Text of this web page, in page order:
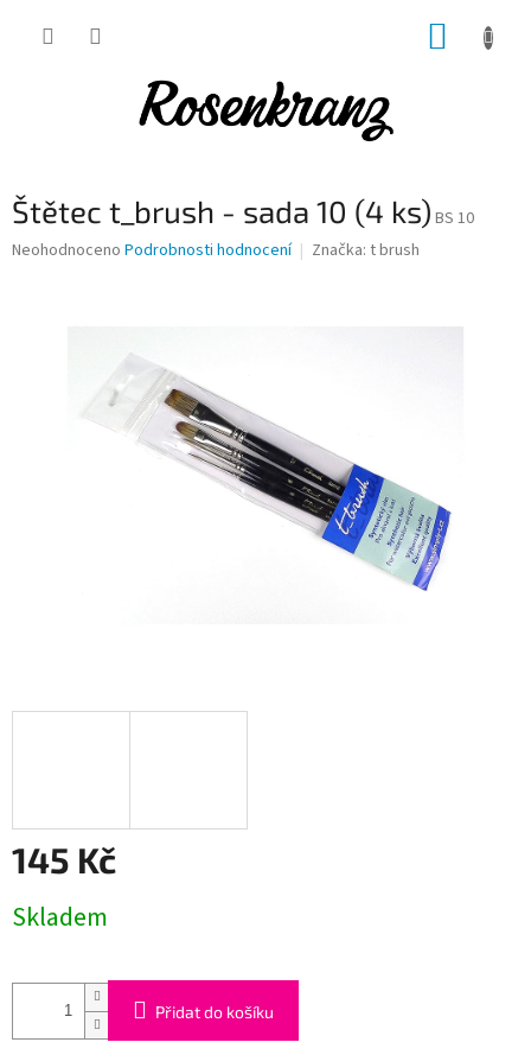
Štětec t_brush - sada 10 (4 ks) BS 10
Průměrné
Neohodnoceno Podrobnosti hodnocení Značka: t brush
145 Kč
cena:
Skladem
Přidat do košíku